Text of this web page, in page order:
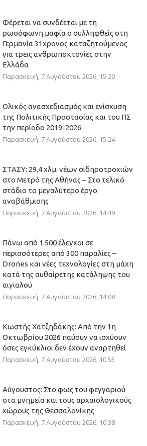
Φέρεται να συνδέεται με τη
ρωσόφωνη μαφία ο συλληφθείς στη
Γερμανία 31χρονος καταζητούμενος
για τρεις ανθρωποκτονίες στην
Ελλάδα
Παρασκευή, 7 Αυγούστου 2026, 15:29
Ολικός ανασχεδιασμός και ενίσχυση
της Πολιτικής Προστασίας και του ΠΣ
την περίοδο 2019-2026
Παρασκευή, 7 Αυγούστου 2026, 15:24
ΣΤΑΣΥ: 29,4 χλμ. νέων σιδηροτροχιών
στο Μετρό της Αθήνας – Στο τελικό
στάδιο το μεγαλύτερο έργο
αναβάθμισης
Παρασκευή, 7 Αυγούστου 2026, 14:49
Πάνω από 1.500 έλεγχοι σε
περισσότερες από 300 παραλίες –
Drones και νέες τεχνολογίες στη μάχη
κατά της αυθαίρετης κατάληψης του
αιγιαλού
Παρασκευή, 7 Αυγούστου 2026, 14:08
Κωστής Χατζηδάκης: Από την 1η
Οκτωβρίου 2026 παύουν να ισχύουν
όσες εγκύκλιοι δεν έχουν αναρτηθεί
Παρασκευή, 7 Αυγούστου 2026, 10:55
Αύγουστος: Στο φως του φεγγαριού
στα μνημεία και τους αρχαιολογικούς
χώρους της Θεσσαλονίκης
Παρασκευή, 7 Αυγούστου 2026, 10:38